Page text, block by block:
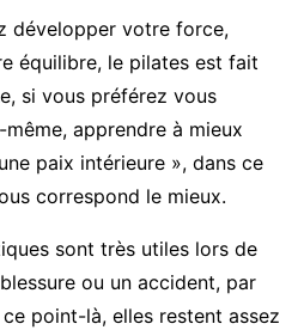
développer votre force,
équilibre, le pilates est fait
si vous préférez vous
apprendre à mieux
paix intérieure », dans ce
correspond le mieux.
sont très utiles lors de
ou un accident, par
point-là, elles restent assez